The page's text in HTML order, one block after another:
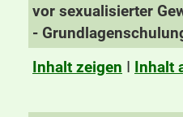
vor sexualisierter
-
Inhalt zeigen I Inhalt